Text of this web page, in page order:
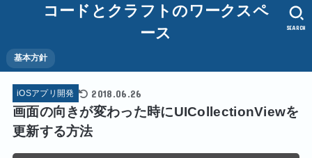
コードとクラフトのワークスペ
ース
基本方針
SEARCH
iOSアプリ開発 2018.06.26
画面の向きが変わった時にUICollectionViewを
更新する方法